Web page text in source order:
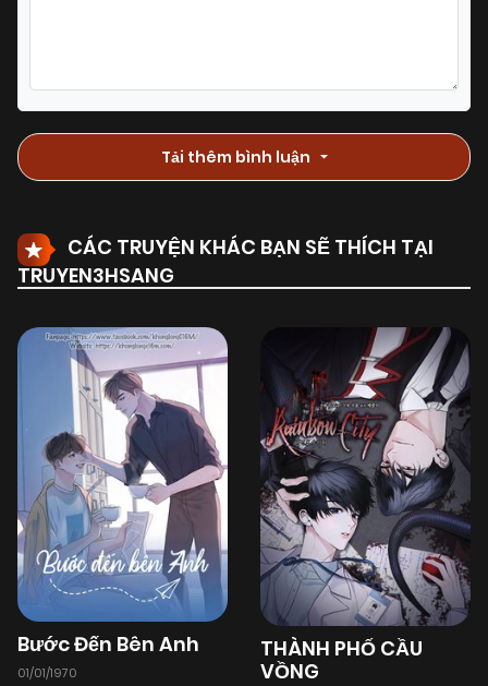
Tải thêm bình luận
CÁC TRUYỆN KHÁC BẠN SẼ THÍCH TẠI
TRUYEN3HSANG
Bước Đến Bên Anh
01/01/1970
THÀNH PHỐ CẦU
VỒNG